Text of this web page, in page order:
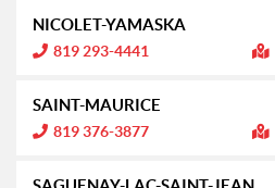
NICOLET-YAMASKA
I
n
o
r
m
a
819 293-4441
SAINT-MAURICE
I
n
o
819 376-3877